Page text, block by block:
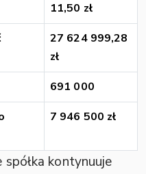
11,50 zł
27 624 999,28
zł
691 000
7 946 500 zł
kontynuuje